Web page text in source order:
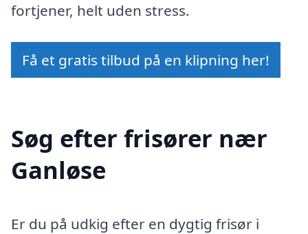
fortjener, helt uden stress.
Få et gratis tilbud på en klipning her!
Søg efter frisører nær
Ganløse
Er du på udkig efter en dygtig frisør i